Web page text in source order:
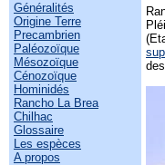
Généralités
Origine Terre
Precambrien
Paléozoïque
Mésozoïque
Cénozoïque
Hominidés
Rancho La Brea
Chilhac
Glossaire
Les espèces
A propos